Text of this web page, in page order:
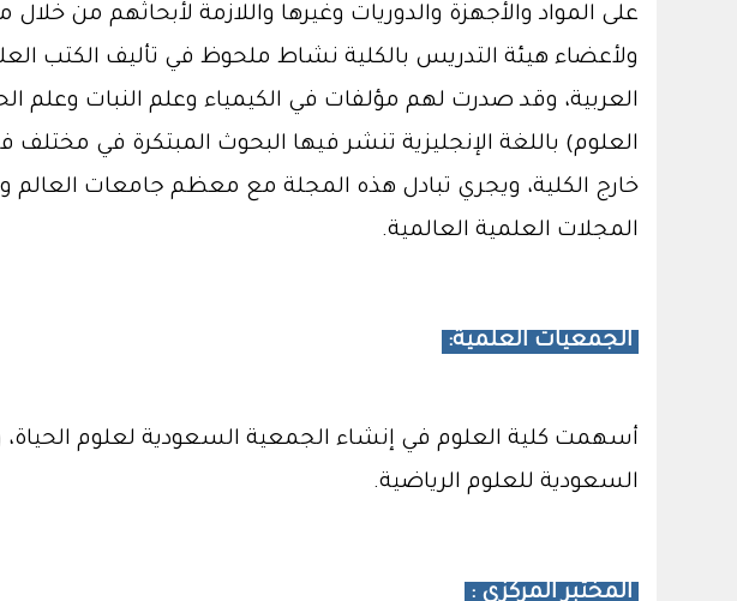
على المواد والأجهزة والدوريات وغيرها واللازمة لأبحاثهم من
ولأعضاء هيئة التدريس بالكلية نشاط ملحوظ في تأليف الكتب
العربية، وقد صدرت لهم مؤلفات في الكيمياء وعلم النبات وعلم
العلوم) باللغة الإنجليزية تنشر فيها البحوث المبتكرة في
خارج الكلية، ويجري تبادل هذه المجلة مع معظم جامعات العالم
المجلات العلمية العالمية.
الجمعيات العلمية:
أسهمت كلية العلوم في إنشاء الجمعية السعودية لعلوم الحياة،
السعودية للعلوم الرياضية.
المختبر المركزي :